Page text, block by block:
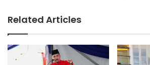
a
n
n
j
e
l
Related Articles